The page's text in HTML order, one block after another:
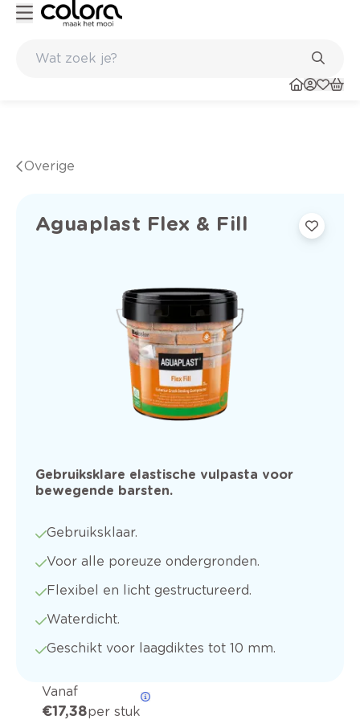
Overige
Aguaplast Flex & Fill
Gebruiksklare elastische vulpasta voor
bewegende barsten.
Gebruiksklaar.
Voor alle poreuze ondergronden.
Flexibel en licht gestructureerd.
Waterdicht.
Geschikt voor laagdiktes tot 10 mm.
Vanaf
€ 17,38per stuk